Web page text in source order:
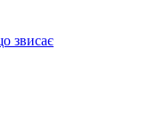
звисає